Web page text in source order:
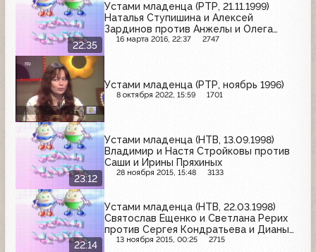
22:35
Устами младенца (РТР, 21.11.1999)
Наталья Ступишина и Алексей
Зардинов против Анжелы и Олега
Воляндо
16 марта 2016, 22:37 2747
Устами младенца (РТР, ноябрь 1996)
8 октября 2022, 15:59 1701
23:12
Устами младенца (НТВ, 13.09.1998)
Владимир и Настя Стройковы против
Саши и Ирины Пряхиных
28 ноября 2015, 15:48 3133
22:14
Устами младенца (НТВ, 22.03.1998)
Святослав Ещенко и Светлана Рерих
против Сергея Кондратьева и Дианы
(Ирины Терёшиной)
13 ноября 2015, 00:25 2715